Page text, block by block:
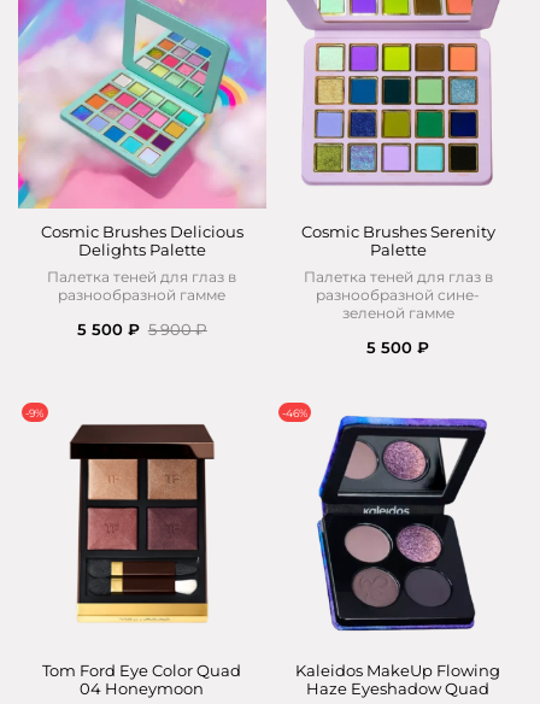
Cosmic Brushes Delicious
Delights Palette
Палетка теней для глаз в
разнообразной гамме
5 500 ₽ 5 900 ₽
Cosmic Brushes Serenity
Palette
Палетка теней для глаз в
разнообразной сине-
зеленой гамме
5 500 ₽
-9%
Tom Ford Eye Color Quad
04 Honeymoon
-46%
Kaleidos MakeUp Flowing
Haze Eyeshadow Quad